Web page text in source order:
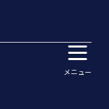
メニュー